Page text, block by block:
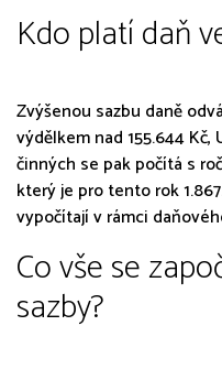
Kdo platí daň
Zvýšenou sazbu daně
výdělkem nad 155.644
činných se pak počítá s
který je pro tento rok
vypočítají v rámci
Co vše se
sazby?